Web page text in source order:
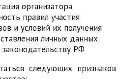
организатора
правил участия
и условий их получения
личных данных
РФ
следующих признаков